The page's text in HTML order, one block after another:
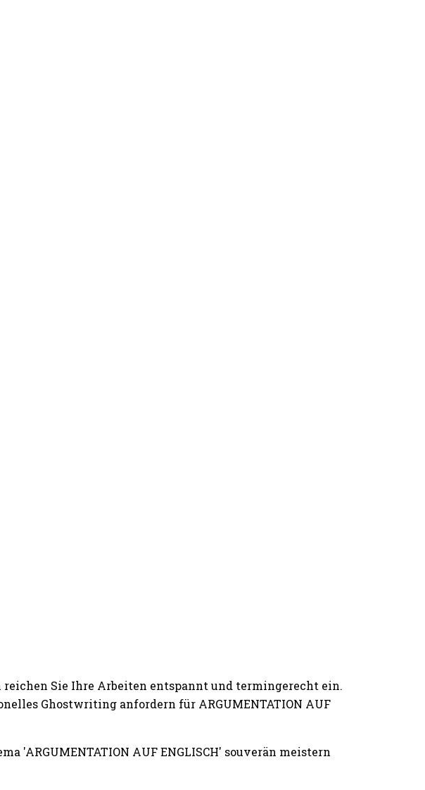
Sie Ihre Arbeiten entspannt und termingerecht ein.
Ghostwriting anfordern für ARGUMENTATION AUF
'ARGUMENTATION AUF ENGLISCH' souverän meistern